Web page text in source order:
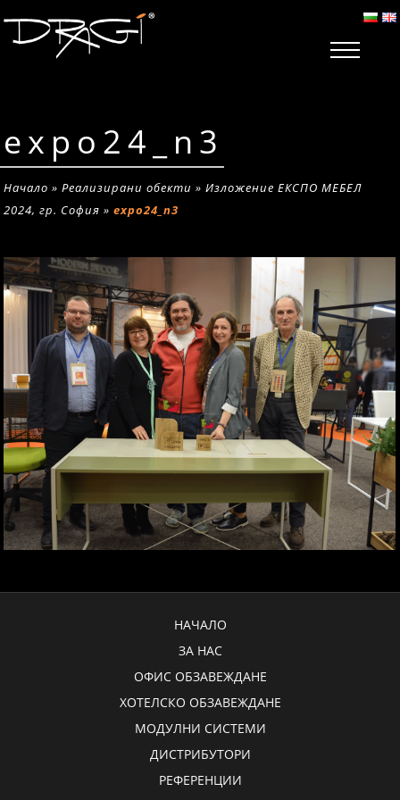
expo24_n3
Начало »Реализирани обекти »Изложение ЕКСПО МЕБЕЛ
2024, гр. София »expo24_n3
НАЧАЛО
ЗА НАС
ОФИС ОБЗАВЕЖДАНЕ
ХОТЕЛСКО ОБЗАВЕЖДАНЕ
МОДУЛНИ СИСТЕМИ
ДИСТРИБУТОРИ
РЕФЕРЕНЦИИ